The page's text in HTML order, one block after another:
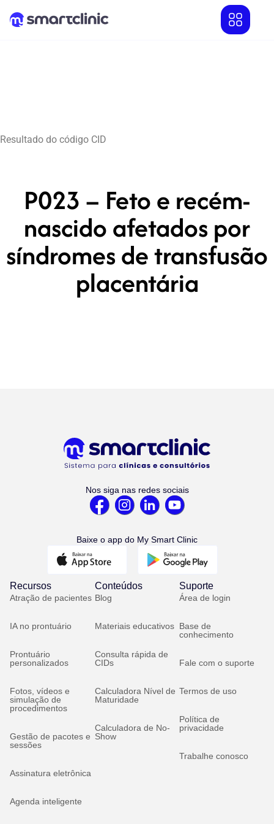
Resultado do código CID
P023 – Feto e recém-
nascido afetados por
síndromes de transfusão
placentária
Nos siga nas redes sociais
Baixe o app do My Smart Clinic
Recursos
Atração de pacientes
IA no prontuário
Prontuário
personalizados
Fotos, vídeos e
simulação de
procedimentos
Gestão de pacotes e
sessões
Assinatura eletrônica
Agenda inteligente
Conteúdos
Blog
Materiais educativos
Consulta rápida de
CIDs
Calculadora Nível de
Maturidade
Calculadora de No-
Show
Suporte
Área de login
Base de
conhecimento
Fale com o suporte
Termos de uso
Política de
privacidade
Trabalhe conosco